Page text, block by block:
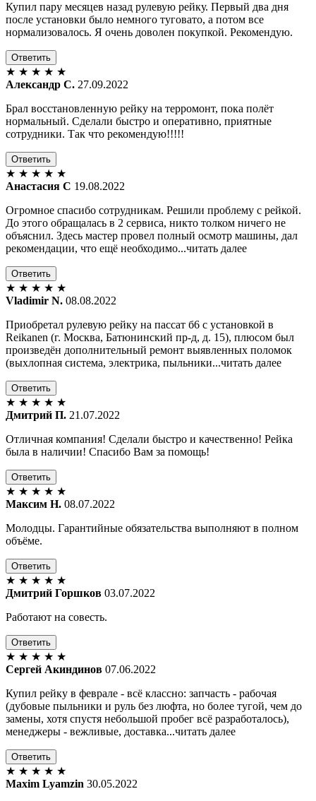
Купил пару месяцев назад рулевую рейку. Первый два дня
после установки было немного туговато, а потом все
нормализовалось. Я очень доволен покупкой. Рекомендую.
Ответить
★ ★ ★ ★ ★
Александр С. 27.09.2022
Брал восстановленную рейку на терромонт, пока полёт
нормальный. Сделали быстро и оперативно, приятные
сотрудники. Так что рекомендую!!!!!
Ответить
★ ★ ★ ★ ★
Анастасия С 19.08.2022
Огромное спасибо сотрудникам. Решили проблему с рейкой.
До этого обращалась в 2 сервиса, никто толком ничего не
объяснил. Здесь мастер провел полный осмотр машины, дал
рекомендации, что ещё необходимо...читать далее
Ответить
★ ★ ★ ★ ★
Vladimir N. 08.08.2022
Приобретал рулевую рейку на пассат б6 с установкой в
Reikanen (г. Москва, Батюнинский пр-д, д. 15), плюсом был
произведён дополнительный ремонт выявленных поломок
(выхлопная система, электрика, пыльники...читать далее
Ответить
★ ★ ★ ★ ★
Дмитрий П. 21.07.2022
Отличная компания! Сделали быстро и качественно! Рейка
была в наличии! Спасибо Вам за помощь!
Ответить
★ ★ ★ ★ ★
Максим Н. 08.07.2022
Молодцы. Гарантийные обязательства выполняют в полном
объёме.
Ответить
★ ★ ★ ★ ★
Дмитрий Горшков 03.07.2022
Работают на совесть.
Ответить
★ ★ ★ ★ ★
Сергей Акиндинов 07.06.2022
Купил рейку в феврале - всё классно: запчасть - рабочая
(дубовые пыльники и руль без люфта, но более тугой, чем до
замены, хотя спустя небольшой пробег всё разработалось),
менеджеры - вежливые, доставка...читать далее
Ответить
★ ★ ★ ★ ★
Maxim Lyamzin 30.05.2022